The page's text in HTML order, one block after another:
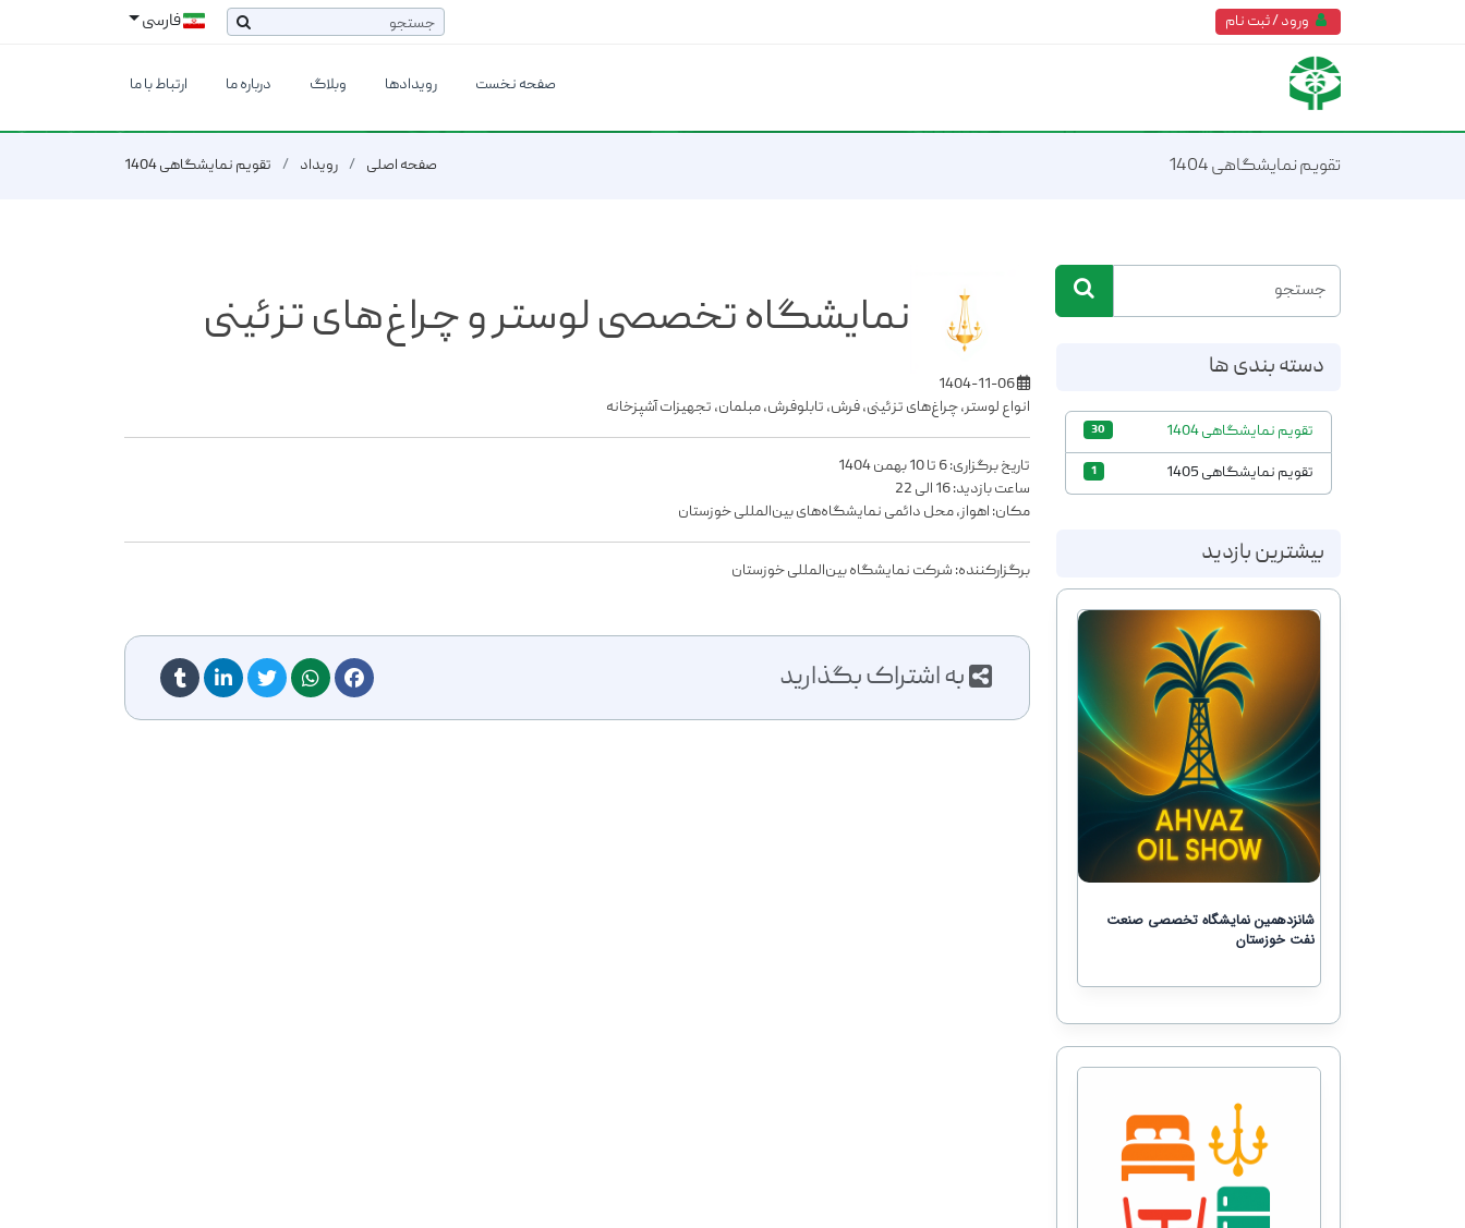
ورود / ثبت نام فارسی
صفحه نخست رویدادها وبلاگ درباره ما ارتباط با ما
تقویم نمایشگاهی 1404 صفحه اصلی رویداد تقویم نمایشگاهی 1404
دسته بندی ها
تقویم نمایشگاهی 1404 30
تقویم نمایشگاهی 1405 1
بیشترین بازدید
شانزدهمین نمایشگاه تخصصی صنعت
نفت خوزستان
نمایشگاه تخصصی لوستر و چراغ‌های تزئینی
انواع لوستر، چراغ‌های تزئینی، فرش، تابلوفرش، مبلمان، تجهیزات آشپزخانه
تاریخ برگزاری: 6 تا 10 بهمن 1404
ساعت بازدید: 16 الی 22
مکان: اهواز، محل دائمی نمایشگاه‌های بین‌المللی خوزستان
برگزارکننده: شرکت نمایشگاه بین‌المللی خوزستان
به اشتراک بگذارید